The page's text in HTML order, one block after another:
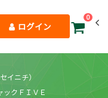
ログイン
0
イニチ）
ックＦＩＶＥ